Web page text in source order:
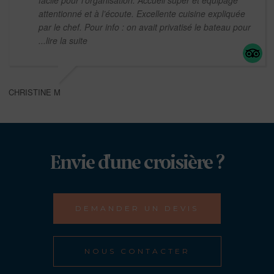
attentionné et à l’écoute. Excellente cuisine expliquée
par le chef. Pour info : on avait privatisé le bateau pour
...lire la suite
CHRISTINE M
Envie d'une croisière ?
DEMANDER UN DEVIS
NOUS CONTACTER